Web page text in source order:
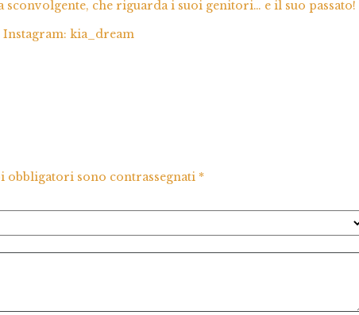
che riguarda i suoi genitori… e il suo passato!
Instagram: kia_dream
obbligatori sono contrassegnati *